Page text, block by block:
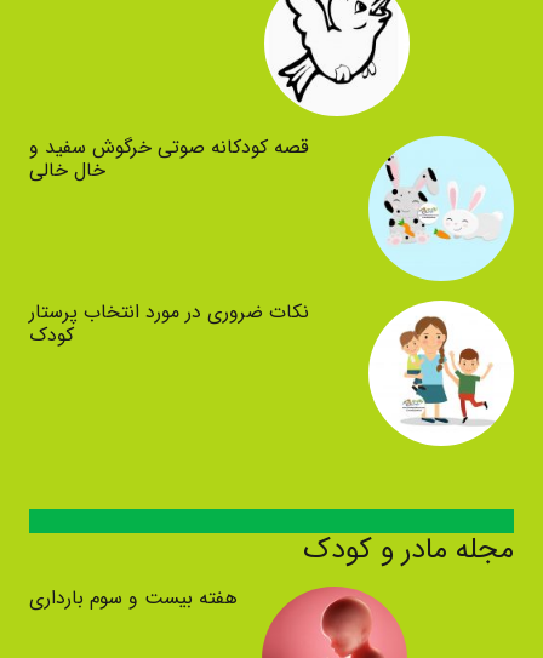
قصه کودکانه صوتی خرگوش سفید و
خال خالی
نکات ضروری در مورد انتخاب پرستار
کودک
مجله مادر و کودک
هفته بیست و سوم بارداری